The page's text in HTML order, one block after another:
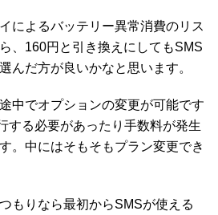
によるバッテリー異常消費のリス
、160円と引き換えにしてもSMS
んだ方が良いかなと思います。
中でオプションの変更が可能です
する必要があったり手数料が発生
。中にはそもそもプラン変更でき
もりなら最初からSMSが使える